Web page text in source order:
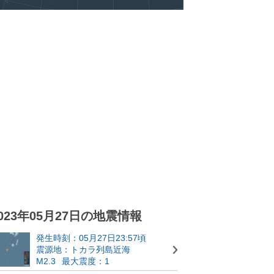
年05月27日の地震情報
発生時刻：05月27日23:57頃
震源地：トカラ列島近海
M2.3
最大震度：1